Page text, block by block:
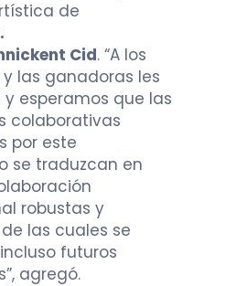
de
Cid. “A los
las ganadoras les
esperamos que las
colaborativas
por este
se traduzcan en
robustas y
las cuales se
futuros
agregó.